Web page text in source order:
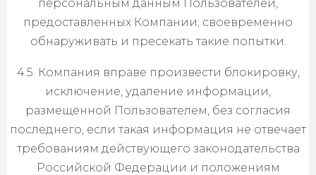
персональным данным Пользователей,
предоставленных Компании; своевременно
обнаруживать и пресекать такие попытки.
4.5. Компания вправе произвести блокировку,
исключение, удаление информации,
размещенной Пользователем, без согласия
последнего, если такая информация не отвечает
требованиям действующего законодательства
Российской Федерации и положениям